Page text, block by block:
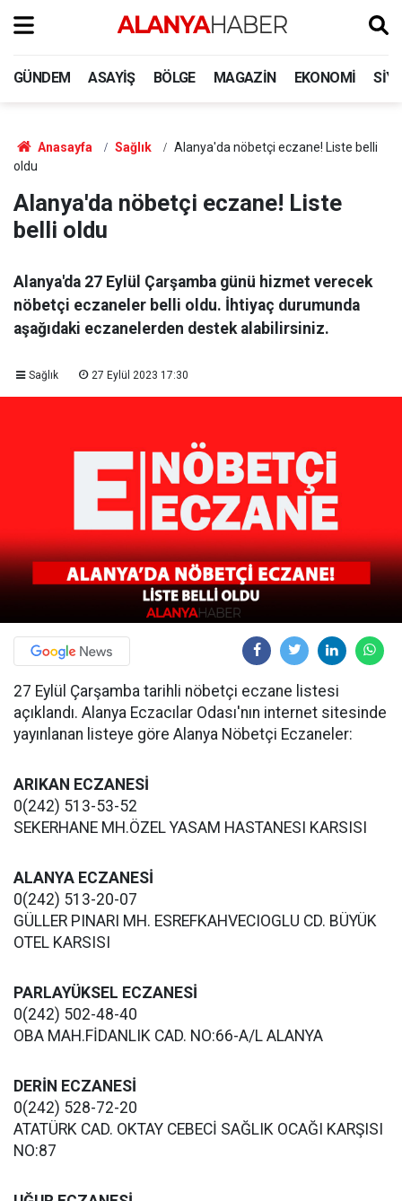
GÜNDEM ASAYIŞ BÖLGE MAGAZIN EKONOMI
Anasayfa Sağlık
Alanya'da nöbetçi eczane! Liste belli
oldu
Alanya'da nöbetçi eczane! Liste
belli oldu
Alanya'da 27 Eylül Çarşamba günü hizmet verecek
nöbetçi eczaneler belli oldu. İhtiyaç durumunda
aşağıdaki eczanelerden destek alabilirsiniz.
Sağlık 27 Eylül 2023 17:30
27 Eylül Çarşamba tarihli nöbetçi eczane listesi
açıklandı. Alanya Eczacılar Odası'nın internet sitesinde
yayınlanan listeye göre Alanya Nöbetçi Eczaneler:
ARIKAN ECZANESİ
0(242) 513-53-52
SEKERHANE MH.ÖZEL YASAM HASTANESI KARSISI
ALANYA ECZANESİ
0(242) 513-20-07
GÜLLER PINARI MH. ESREFKAHVECIOGLU CD. BÜYÜK
OTEL KARSISI
PARLAYÜKSEL ECZANESİ
0(242) 502-48-40
OBA MAH.FİDANLIK CAD. NO:66-A/L ALANYA
DERİN ECZANESİ
0(242) 528-72-20
ATATÜRK CAD. OKTAY CEBECİ SAĞLIK OCAĞI KARŞISI
NO:87